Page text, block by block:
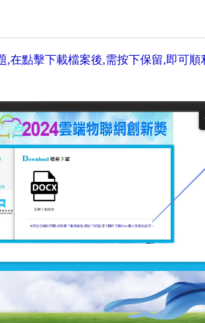
在點擊下載檔案後,需按下保留,即可順